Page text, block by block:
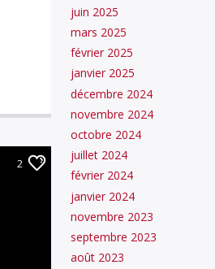
2
juin 2025
mars 2025
février 2025
janvier 2025
décembre 2024
novembre 2024
octobre 2024
juillet 2024
février 2024
janvier 2024
novembre 2023
septembre 2023
août 2023